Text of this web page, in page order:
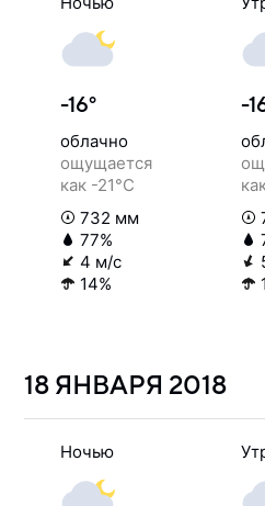
-16°
облачно
ощущается
как -21°C
732 мм
77%
4 м/с
14%
-
18 ЯНВАРЯ 2018
Ночью